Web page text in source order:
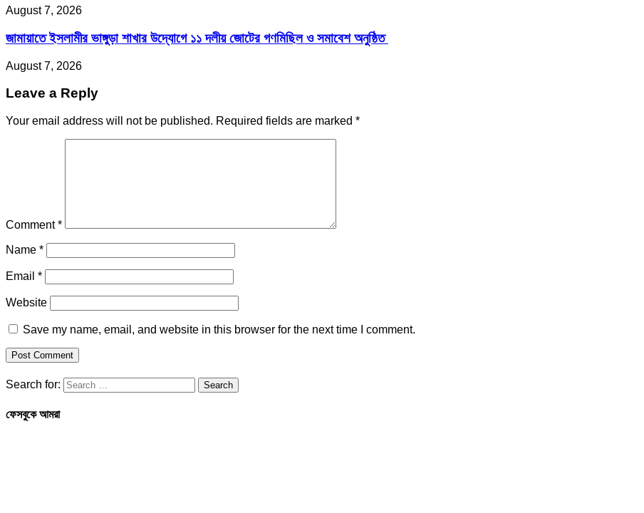
August 7, 2026
জামায়াতে ইসলামীর ভাঙ্গুড়া শাখার উদ্যোগে ১১ দলীয় জোটের গণমিছিল ও সমাবেশ অনুষ্ঠিত
August 7, 2026
Leave a Reply
Your email address will not be published. Required fields are marked *
Comment*
Name *
Email *
Website
Save my name, email, and website in this browser for the next time I comment.
Search for:
ফেসবুকে আমরা